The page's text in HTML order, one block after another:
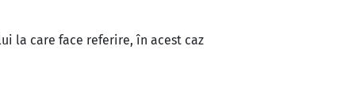
la care face referire, în acest caz